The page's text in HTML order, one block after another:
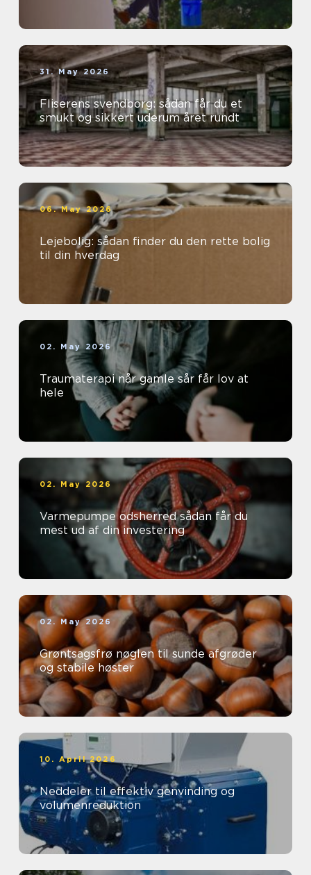
31. May 2026
Fliserens svendborg: sådan får du et
smukt og sikkert uderum året rundt
06. May 2026
Lejebolig: sådan finder du den rette bolig
til din hverdag
02. May 2026
Traumaterapi når gamle sår får lov at
hele
02. May 2026
Varmepumpe odsherred sådan får du
mest ud af din investering
02. May 2026
Grøntsagsfrø nøglen til sunde afgrøder
og stabile høster
10. April 2026
Neddeler til effektiv genvinding og
volumenreduktion